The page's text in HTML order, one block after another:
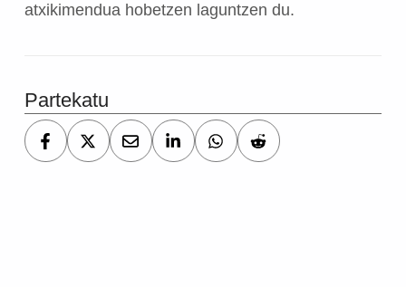
atxikimendua hobetzen laguntzen du.
Partekatu